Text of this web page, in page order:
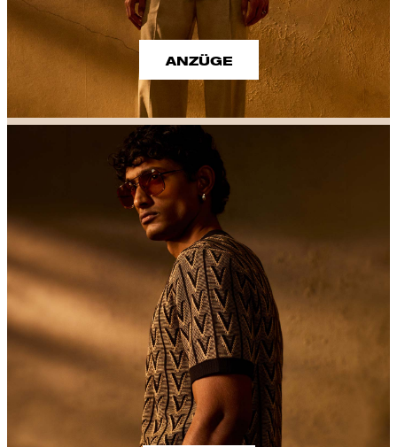
ANZÜGE